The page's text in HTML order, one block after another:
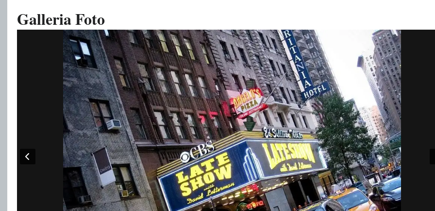
Galleria Foto